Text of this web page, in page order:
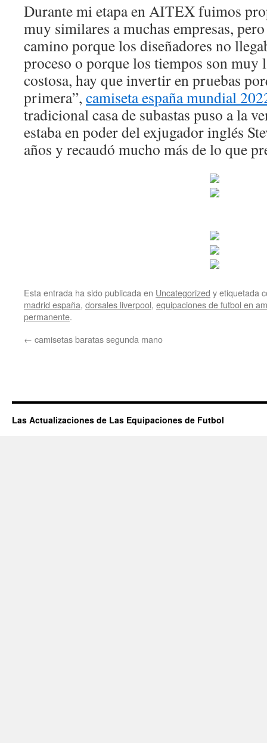
Durante mi etapa en AITEX fuimos
muy similares a muchas empresas,
camino porque los diseñadores no
proceso o porque los tiempos son muy
costosa, hay que invertir en pruebas
primera”, camiseta españa mundial
tradicional casa de subastas puso a la
estaba en poder del exjugador inglés
años y recaudó mucho más de lo que
Esta entrada ha sido publicada en Uncategorized y etiquetada
madrid españa, dorsales liverpool, equipaciones de futbol en
permanente.
← camisetas baratas segunda mano
Las Actualizaciones de Las Equipaciones de Futbol